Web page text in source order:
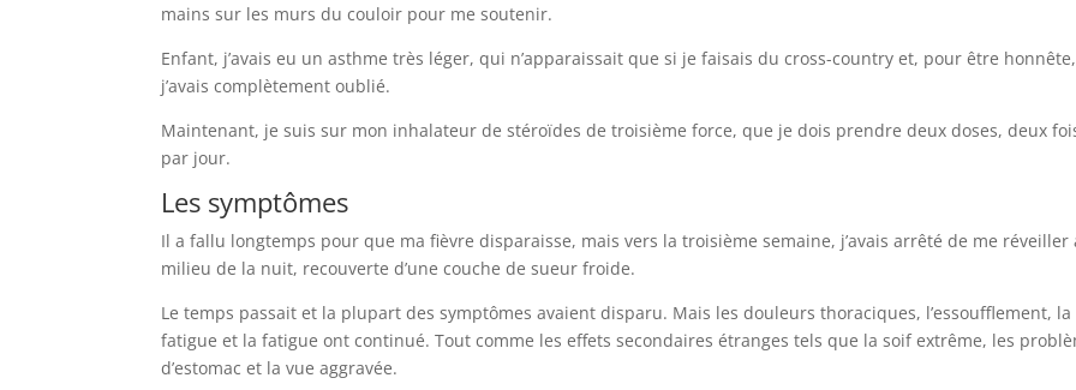
mains sur les murs du couloir pour me soutenir.
Enfant, j’avais eu un asthme très léger, qui n’apparaissait que si je faisais du cross-country et, pour être honnête,
j’avais complètement oublié.
Maintenant, je suis sur mon inhalateur de stéroïdes de troisième force, que je dois prendre deux doses, deux
par jour.
Les symptômes
Il a fallu longtemps pour que ma fièvre disparaisse, mais vers la troisième semaine, j’avais arrêté de me réveiller
milieu de la nuit, recouverte d’une couche de sueur froide.
Le temps passait et la plupart des symptômes avaient disparu. Mais les douleurs thoraciques, l’essoufflement, la
fatigue et la fatigue ont continué. Tout comme les effets secondaires étranges tels que la soif extrême, les
d’estomac et la vue aggravée.